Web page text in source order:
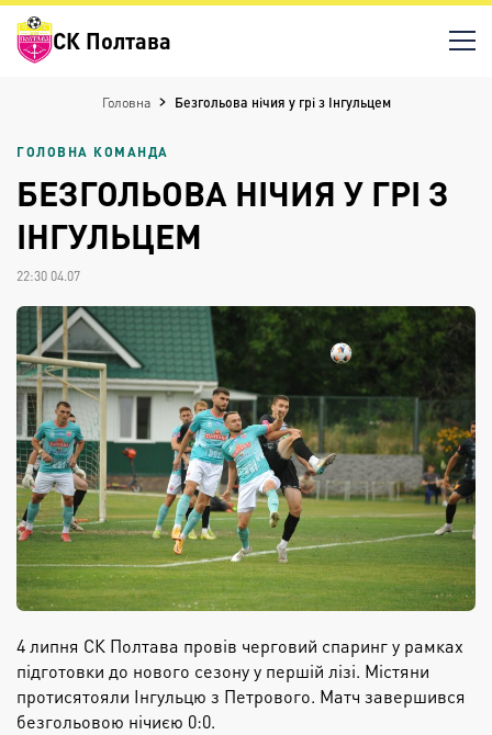
СК Полтава
Головна Безгольова нічия у грі з Інгульцем
ГОЛОВНА КОМАНДА
БЕЗГОЛЬОВА НІЧИЯ У ГРІ З
ІНГУЛЬЦЕМ
22:30 04.07
4 липня СК Полтава провів черговий спаринг у рамках
підготовки до нового сезону у першій лізі. Містяни
протисятояли Інгульцю з Петрового. Матч завершився
безгольовою нічиєю 0:0.